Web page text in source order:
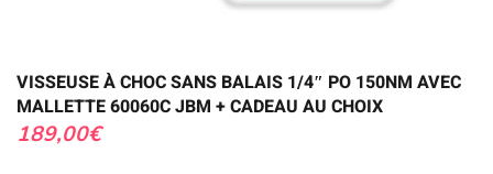
VISSEUSE À CHOC SANS BALAIS 1/4″ PO 150NM AVEC
MALLETTE 60060C JBM + CADEAU AU CHOIX
189,00€